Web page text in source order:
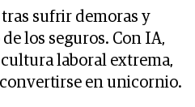
sufrir demoras y
los seguros. Con IA,
laboral extrema,
en unicornio.